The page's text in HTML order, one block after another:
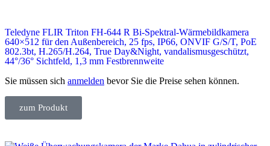
Teledyne FLIR Triton FH-644 R Bi-Spektral-Wärmebildkamera
640×512 für den Außenbereich, 25 fps, IP66, ONVIF G/S/T, PoE
802.3bt, H.265/H.264, True Day&Night, vandalismusgeschützt,
44°/36° Sichtfeld, 1,3 mm Festbrennweite
Sie müssen sich anmelden bevor Sie die Preise sehen können.
zum Produkt